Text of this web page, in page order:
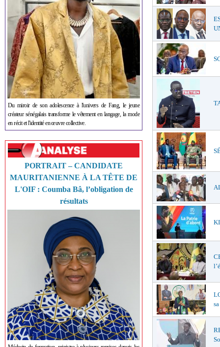
Du miroir de son adolescence à l'univers de Fang, le jeune
créateur sénégalais transforme le vêtement en langage, la mode
en récit et l'identité en œuvre collective.
PORTRAIT – CANDIDATE
MAURITANIENNE À LA TÊTE DE
L'OIF : Coumba Bâ, l’obligation de
résultats